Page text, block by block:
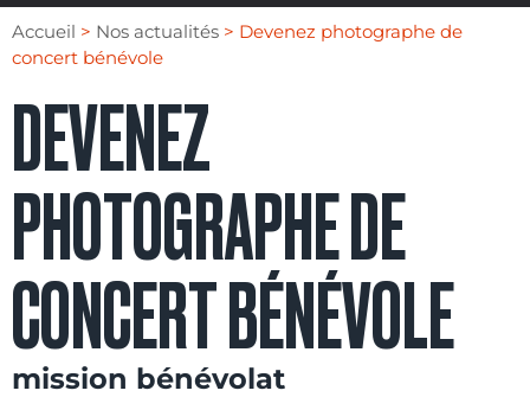
Accueil > Nos actualités > Devenez photographe de
concert bénévole
DEVENEZ
PHOTOGRAPHE DE
CONCERT BÉNÉVOLE
mission bénévolat